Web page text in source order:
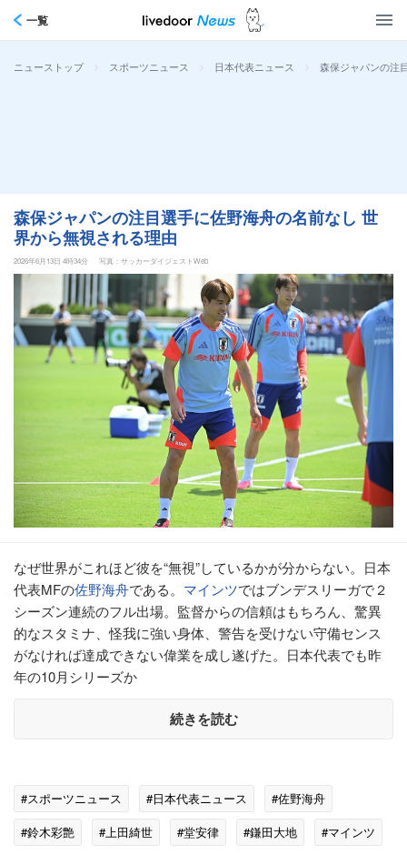
一覧
ニューストップ > スポーツニュース > 日本代表ニュース > 森保ジャパンの注
森保ジャパンの注目選手に佐野海舟の名前なし 世
界から無視される理由
2026年6月13日 4時34分 写真：サッカーダイジェストWeb
なぜ世界がこれほど彼を“無視”しているかが分からない。日本
代表MFの佐野海舟である。 マインツではブンデスリーガで２
シーズン連続のフル出場。監督からの信頼はもちろん、驚異
的なスタミナ、怪我に強い身体、警告を受けない守備センス
がなければ達成できない偉業を成し遂げた。日本代表でも昨
年の10月シリーズか
続きを読む
#スポーツニュース #日本代表ニュース
#佐野海舟
#鈴木彩艶
#上田綺世 #堂安律 #鎌田大地
#マインツ